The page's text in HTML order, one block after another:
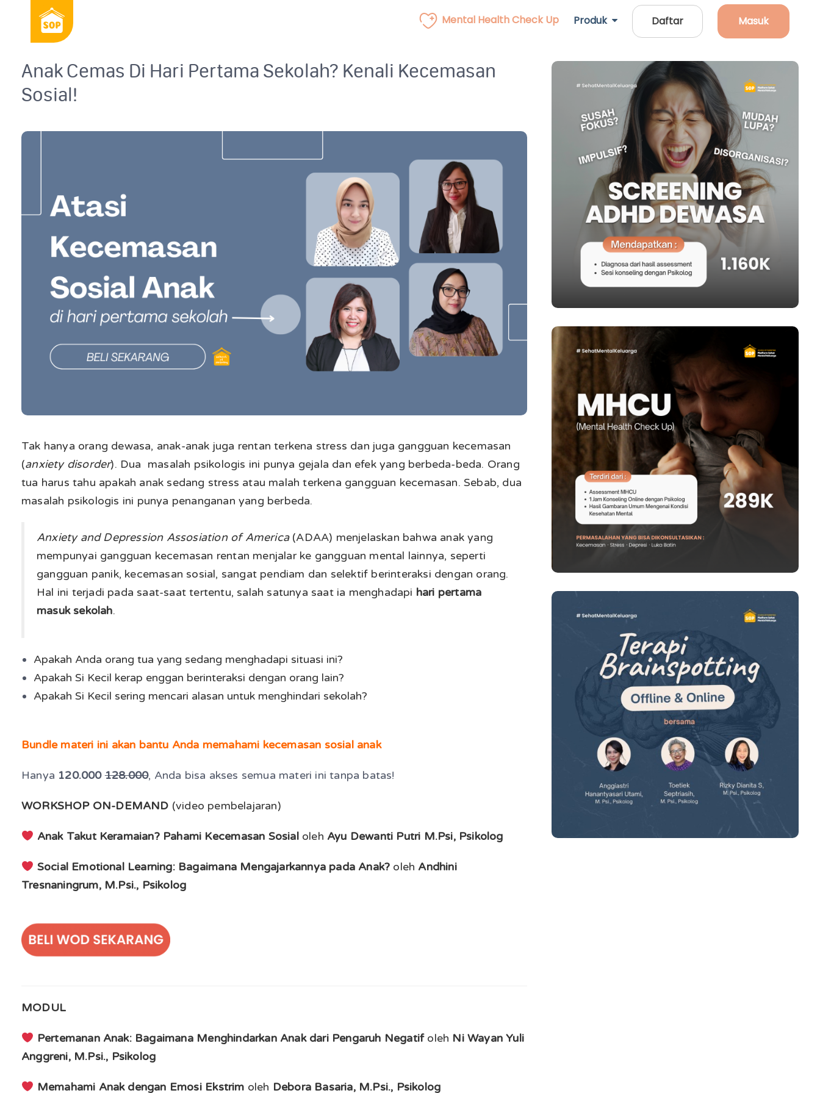
Mental Health Check Up Produk Daftar Masuk
Anak Cemas Di Hari Pertama Sekolah? Kenali Kecemasan
Sosial!
Tak hanya orang dewasa, anak-anak juga rentan terkena stress dan juga gangguan kecemasan
(anxiety disorder). Dua masalah psikologis ini punya gejala dan efek yang berbeda-beda. Orang
tua harus tahu apakah anak sedang stress atau malah terkena gangguan kecemasan. Sebab, dua
masalah psikologis ini punya penanganan yang berbeda.
Anxiety and Depression Assosiation of America (ADAA) menjelaskan bahwa anak yang
mempunyai gangguan kecemasan rentan menjalar ke gangguan mental lainnya, seperti
gangguan panik, kecemasan sosial, sangat pendiam dan selektif berinteraksi dengan orang.
Hal ini terjadi pada saat-saat tertentu, salah satunya saat ia menghadapi hari pertama
masuk sekolah.
Apakah Anda orang tua yang sedang menghadapi situasi ini?
Apakah Si Kecil kerap enggan berinteraksi dengan orang lain?
Apakah Si Kecil sering mencari alasan untuk menghindari sekolah?
Bundle materi ini akan bantu Anda memahami kecemasan sosial anak
Hanya 120.000 128.000, Anda bisa akses semua materi ini tanpa batas!
WORKSHOP ON-DEMAND (video pembelajaran)
Anak Takut Keramaian? Pahami Kecemasan Sosial oleh Ayu Dewanti Putri M.Psi, Psikolog
Social Emotional Learning: Bagaimana Mengajarkannya pada Anak? oleh Andhini
Tresnaningrum, M.Psi., Psikolog
MODUL
Pertemanan Anak: Bagaimana Menghindarkan Anak dari Pengaruh Negatif oleh Ni Wayan Yuli
Anggreni, M.Psi., Psikolog
Memahami Anak dengan Emosi Ekstrim oleh Debora Basaria, M.Psi., Psikolog